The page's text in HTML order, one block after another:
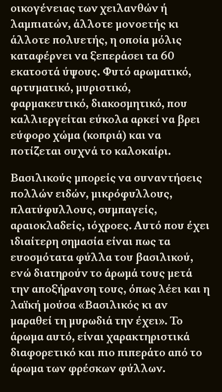
οικογένειας των χειλανθών ή
λαμπιατών, άλλοτε μονοετής κι
άλλοτε πολυετής, η οποία μόλις
καταφέρνει να ξεπεράσει τα 60
εκατοστά ύψους. Φυτό αρωματικό,
αρτυματικό, μυριστικό,
φαρμακευτικό, διακοσμητικό, που
καλλιεργείται εύκολα αρκεί να βρει
εύφορο χώμα (κοπριά) και να
ποτίζεται συχνά το καλοκαίρι.
Βασιλικούς μπορείς να συναντήσεις
πολλών ειδών, μικρόφυλλους,
πλατύφυλλους, συμπαγείς,
αραιοκλαδείς, ιόχροες. Αυτό που έχει
ιδιαίτερη σημασία είναι πως τα
ευοσμότατα φύλλα του βασιλικού,
ενώ διατηρούν το άρωμά τους μετά
την αποξήρανση τους, όπως λέει και η
λαϊκή μούσα «Βασιλικός κι αν
μαραθεί τη μυρωδιά την έχει». Το
άρωμα αυτό, είναι χαρακτηριστικά
διαφορετικό και πιο πιπεράτο από το
άρωμα των φρέσκων φύλλων.